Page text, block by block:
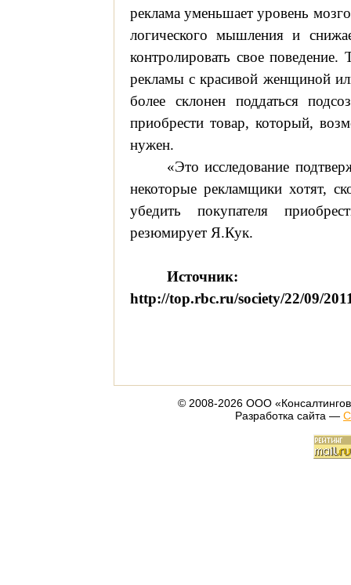
реклама уменьшает уровень
логического мышления и
контролировать свое
рекламы с красивой женщиной
более склонен поддаться
приобрести товар, который,
нужен.
«Это исследование
некоторые рекламщики хотят,
убедить покупателя
резюмирует Я.Кук.
Источник:
http://top.rbc.ru/society/22/09/
© 2008-2026 ООО
Разработка сайта —